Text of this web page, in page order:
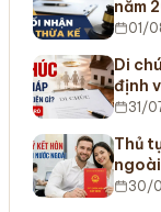
năm
01/
Di
định
31/
Thủ
30/